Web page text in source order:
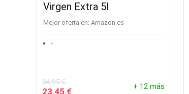
Virgen Extra 5l
Mejor oferta en: Amazon.es
-
34,95€
El
23,45 €El
+ 12 más